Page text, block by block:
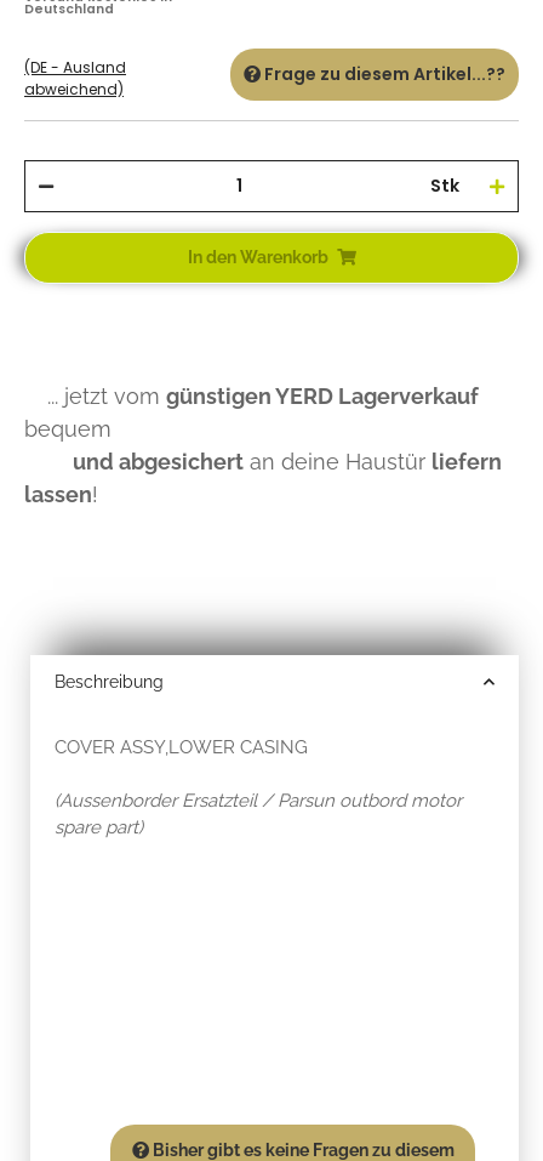
Deutschland
(DE - Ausland
abweichend)
Frage zu diesem Artikel...??
Stk
In den Warenkorb
... jetzt vom günstigen YERD Lagerverkauf
bequem
und abgesichert an deine Haustür liefern
lassen!
Beschreibung
COVER ASSY,LOWER CASING
(Aussenborder Ersatzteil / Parsun outbord motor
spare part)
Bisher gibt es keine Fragen zu diesem